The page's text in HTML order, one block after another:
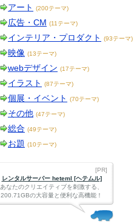
アート (200テーマ)
広告・CM (11テーマ)
インテリア・プロダクト (93テーマ)
映像 (13テーマ)
webデザイン (17テーマ)
イラスト (87テーマ)
個展・イベント (70テーマ)
その他 (47テーマ)
総合 (49テーマ)
お題 (10テーマ)
[PR]
レンタルサーバー heteml [ヘテムル]
あなたのクリエイティブを刺激する、
200.71GBの大容量と便利な高機能！